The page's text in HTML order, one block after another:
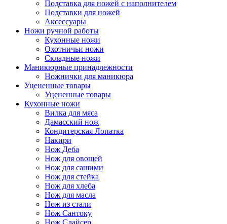
Подставка для ножей с наполнителем
Подставки для ножей
Аксессуары
Ножи ручной работы
Кухонные ножи
Охотничьи ножи
Складные ножи
Маникюрные принадлежности
Ножнички для маникюра
Уцененные товары
Уцененные товары
Кухонные ножи
Вилка для мяса
Дамасский нож
Кондитерская Лопатка
Накири
Нож Деба
Нож для овощей
Нож для сашими
Нож для стейка
Нож для хлеба
Нож для масла
Нож из стали
Нож Сантоку
Нож Слайсер